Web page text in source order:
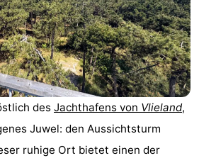
des Jachthafens von Vlieland,
Juwel: den Aussichtsturm
ruhige Ort bietet einen der